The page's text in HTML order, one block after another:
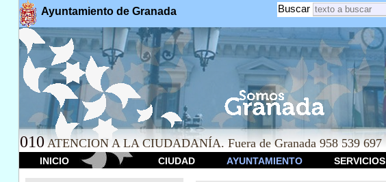
Ayuntamiento de Granada Buscar
010 ATENCION A LA CIUDADANÍA. Fuera de Granada 958 539 697
INICIO CIUDAD AYUNTAMIENTO SERVICIOS